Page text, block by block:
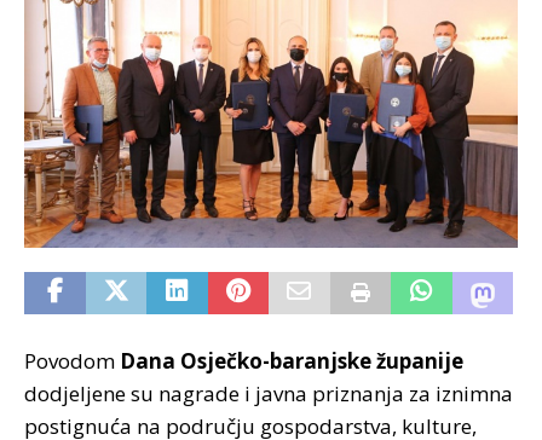
Povodom Dana Osječko-baranjske županije
dodjeljene su nagrade i javna priznanja za iznimna
postignuća na području gospodarstva, kulture,